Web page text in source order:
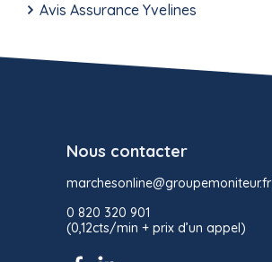
Avis Assurance Yvelines
Nous contacter
marchesonline@groupemoniteur.fr
0 820 320 901
(0,12cts/min + prix d’un appel)